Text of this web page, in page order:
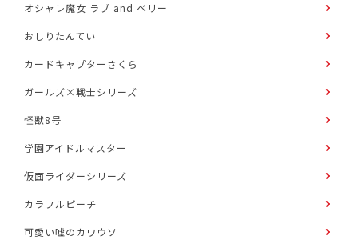
オシャレ魔女 ラブ and ベリー
おしりたんてい
カードキャプターさくら
ガールズ×戦士シリーズ
怪獣8号
学園アイドルマスター
仮面ライダーシリーズ
カラフルピーチ
可愛い嘘のカワウソ